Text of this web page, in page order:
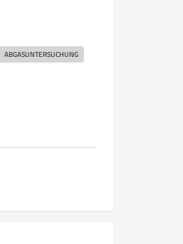
ABGASUNTERSUCHUNG